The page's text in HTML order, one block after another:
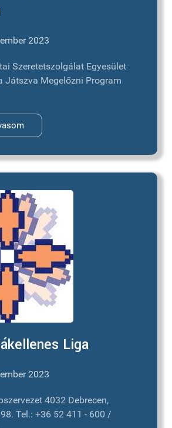
2023
Szeretetszolgálat Egyesület
Játszva Megelőzni Program
Liga
2023
4032 Debrecen,
Tel.: +36 52 411 - 600 /